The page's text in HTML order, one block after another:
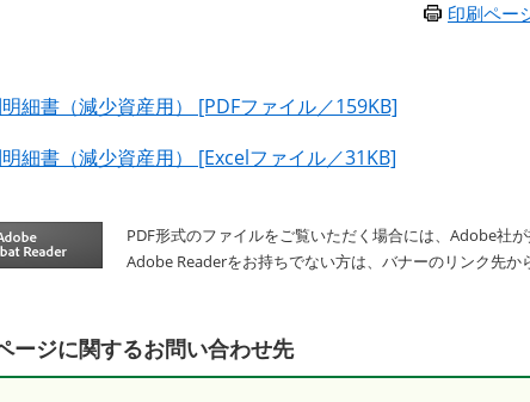
印刷ペー
細書（減少資産用） [PDFファイル／159KB]
細書（減少資産用） [Excelファイル／31KB]
PDF形式のファイルをご覧いただく場合には、Adobe社
Adobe Readerをお持ちでない方は、バナーのリンク先か
ージに関するお問い合わせ先